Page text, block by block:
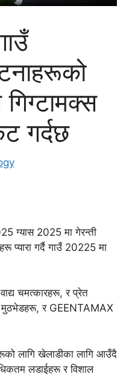
गर्दछ
ग्यास 2025 मा गेरन्ती
प्यारा गर्दै गाउँ 20225 मा
चमत्कारहरू, र प्रेत
मुठभेडहरू, र GEENTAMAX
लागि खेलाडीका लागि आउँदै
लडाईहरू र विशाल